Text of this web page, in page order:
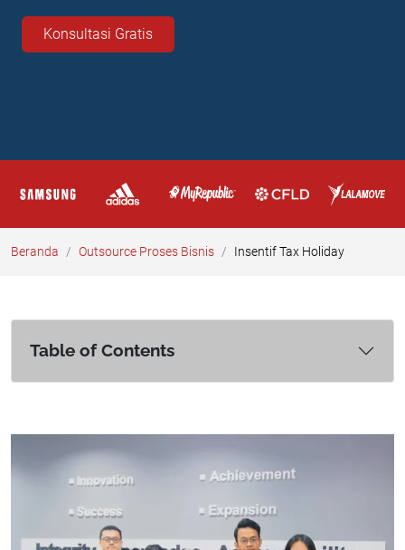
Konsultasi Gratis
Beranda Outsource Proses Bisnis Insentif Tax Holiday
Table of Contents